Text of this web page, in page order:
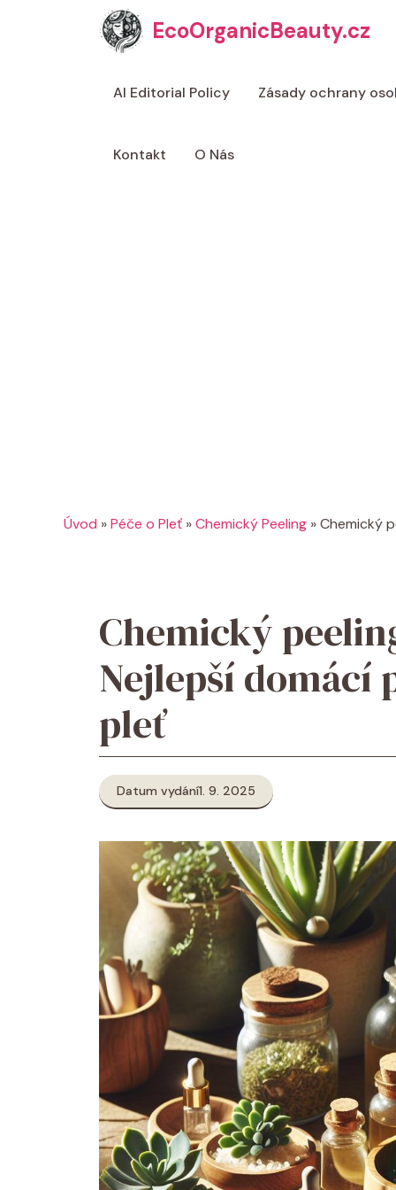
EcoOrganicBeauty.cz
AI Editorial Policy Zásady ochrany
Kontakt O Nás
Úvod »Péče o Pleť »Chemický Peeling »Chemický
Chemický
Nejlepší domácí
pleť
Datum vydání1. 9. 2025